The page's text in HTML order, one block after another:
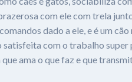
com ele com trela
dado a ele, e é um
satisfeita com o trabalho super
ama o que faz e que